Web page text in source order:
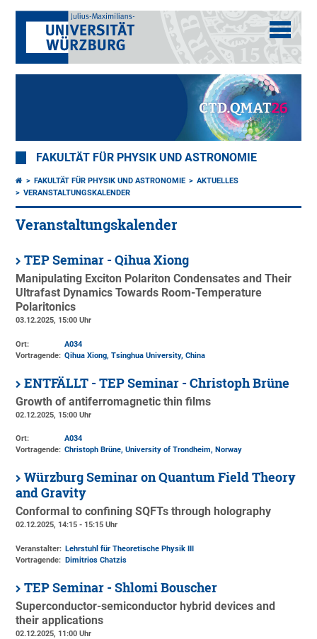
FAKULTÄT FÜR PHYSIK UND ASTRONOMIE
FAKULTÄT FÜR PHYSIK UND ASTRONOMIE
AKTUELLES
VERANSTALTUNGSKALENDER
Veranstaltungskalender
TEP Seminar - Qihua Xiong
Manipulating Exciton Polariton Condensates and Their
Ultrafast Dynamics Towards Room-Temperature
Polaritonics
03.12.2025, 15:00 Uhr
Ort:
A034
Vortragende: Qihua Xiong, Tsinghua University, China
ENTFÄLLT - TEP Seminar - Christoph Brüne
Growth of antiferromagnetic thin films
02.12.2025, 15:00 Uhr
Ort:
A034
Vortragende: Christoph Brüne, University of Trondheim, Norway
Würzburg Seminar on Quantum Field Theory
and Gravity
Conformal to confining SQFTs through holography
02.12.2025, 14:15 - 15:15 Uhr
Veranstalter: Lehrstuhl für Theoretische Physik III
Vortragende: Dimitrios Chatzis
TEP Seminar - Shlomi Bouscher
Superconductor-semiconductor hybrid devices and
their applications
02.12.2025, 11:00 Uhr